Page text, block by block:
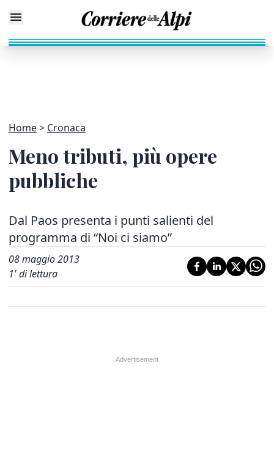
Home Cronaca
Meno tributi, più opere
pubbliche
Dal Paos presenta i punti salienti del
programma di “Noi ci siamo”
08 maggio 2013
1' di lettura